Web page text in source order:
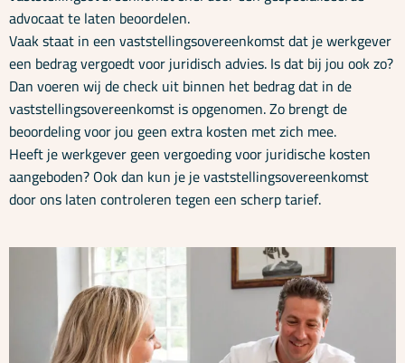
Cursussen
Podcasts
Over ons
advocaat te laten beoordelen.
Vaak staat in een vaststellingsovereenkomst dat je werkgever
een bedrag vergoedt voor juridisch advies. Is dat bij jou ook zo?
Dan voeren wij de check uit binnen het bedrag dat in de
vaststellingsovereenkomst is opgenomen. Zo brengt de
beoordeling voor jou geen extra kosten met zich mee.
Heeft je werkgever geen vergoeding voor juridische kosten
aangeboden? Ook dan kun je je vaststellingsovereenkomst
door ons laten controleren tegen een scherp tarief.